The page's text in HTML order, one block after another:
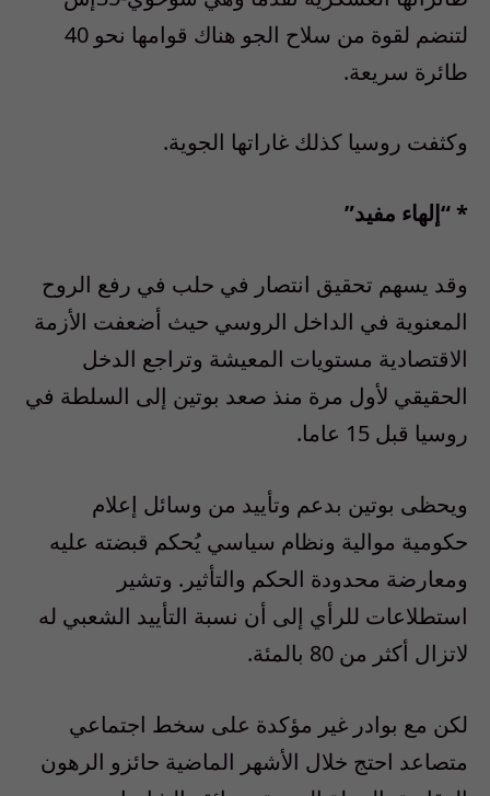
لتنضم لقوة من سلاح الجو هناك قوامها نحو 40
طائرة سريعة.
وكثفت روسيا كذلك غاراتها الجوية.
* “إلهاء مفيد”
وقد يسهم تحقيق انتصار في حلب في رفع الروح
المعنوية في الداخل الروسي حيث أضعفت الأزمة
الاقتصادية مستويات المعيشة وتراجع الدخل
الحقيقي لأول مرة منذ صعد بوتين إلى السلطة في
روسيا قبل 15 عاما.
ويحظى بوتين بدعم وتأييد من وسائل إعلام
حكومية موالية ونظام سياسي يُحكم قبضته عليه
ومعارضة محدودة الحكم والتأثير. وتشير
استطلاعات للرأي إلى أن نسبة التأييد الشعبي له
لاتزال أكثر من 80 بالمئة.
لكن مع بوادر غير مؤكدة على سخط اجتماعي
متصاعد احتج خلال الأشهر الماضية حائزو الرهون